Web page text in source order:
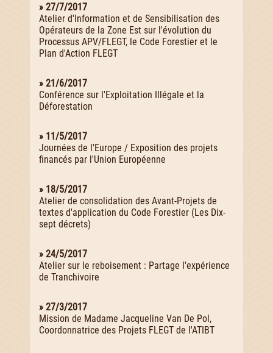
» 27/7/2017
Atelier d'Information et de Sensibilisation des
Opérateurs de la Zone Est sur l'évolution du
Processus APV/FLEGT, le Code Forestier et le
Plan d'Action FLEGT
» 21/6/2017
Conférence sur l'Exploitation Illégale et la
Déforestation
» 11/5/2017
Journées de l'Europe / Exposition des projets
financés par l'Union Européenne
» 18/5/2017
Atelier de consolidation des Avant-Projets de
textes d'application du Code Forestier (Les Dix-
sept décrets)
» 24/5/2017
Atelier sur le reboisement : Partage l'expérience
de Tranchivoire
» 27/3/2017
Mission de Madame Jacqueline Van De Pol,
Coordonnatrice des Projets FLEGT de l'ATIBT